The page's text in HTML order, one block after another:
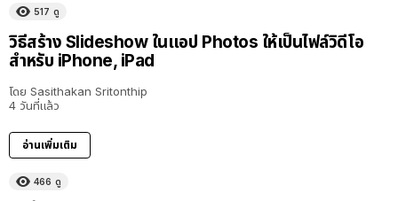
517 ดู
วิธีสร้าง Slideshow ในแอป Photos ให้เป็นไฟล์วิดีโอ
สำหรับ iPhone, iPad
โดย Sasithakan Sritonthip
4 วันที่แล้ว
อ่านเพิ่มเติม
466 ดู